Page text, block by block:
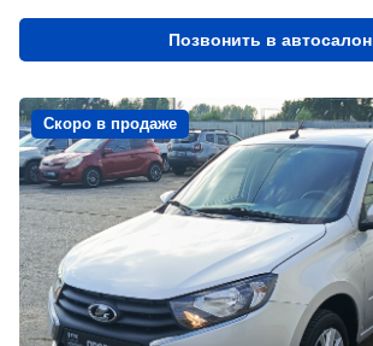
Позвонить в автосалон
Скоро в продаже